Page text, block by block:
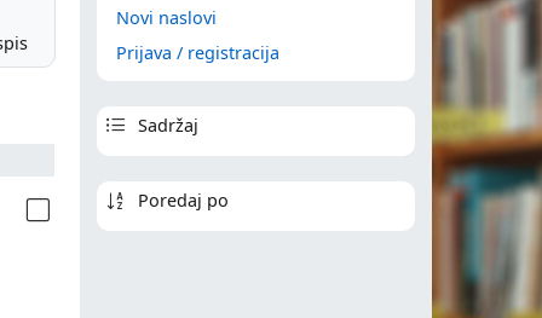
Novi naslovi
Prijava / registracija
Sadržaj
Poredaj po